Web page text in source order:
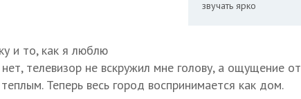
звучать ярко
и то, как я люблю
телевизор не вскружил мне голову, а ощущение от
Теперь весь город воспринимается как дом.